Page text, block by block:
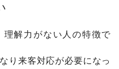
理解力がない人の特徴で
り来客対応が必要になっ